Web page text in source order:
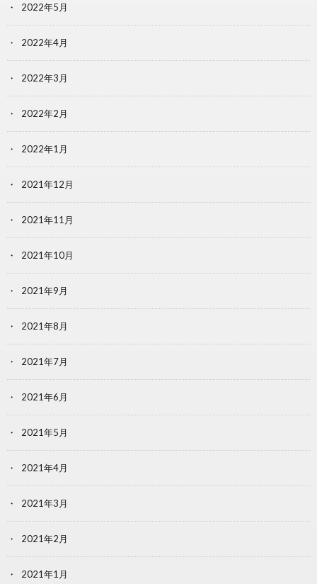
2022年5月
2022年4月
2022年3月
2022年2月
2022年1月
2021年12月
2021年11月
2021年10月
2021年9月
2021年8月
2021年7月
2021年6月
2021年5月
2021年4月
2021年3月
2021年2月
2021年1月